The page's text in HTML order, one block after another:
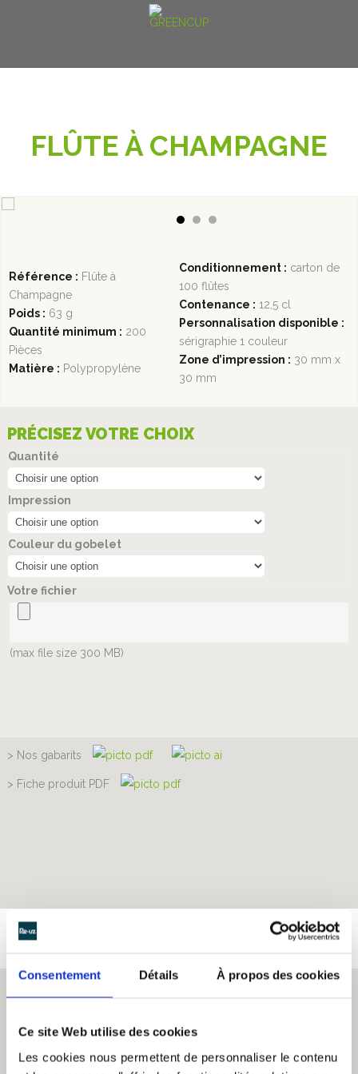
Consentement Détails À propos des cookies
Ce site Web utilise des cookies
Les cookies nous permettent de personnaliser le contenu
FLÛTE À CHAMPAGNE
Référence : Flûte à
Champagne
Poids : 63 g
Quantité minimum : 200
Pièces
Matière : Polypropylène
Conditionnement : carton de
100 flûtes
Contenance : 12,5 cl
Personnalisation disponible :
sérigraphie 1 couleur
Zone d’impression : 30 mm x
30 mm
PRÉCISEZ VOTRE CHOIX
Quantité
Impression
Couleur du gobelet
Votre fichier
(max file size 300 MB)
> Nos gabarits
> Fiche produit PDF
uz® sontpersonnalisables,esthétiques
Thermo-moulées d’un seul tenant ces coupes à champagne en